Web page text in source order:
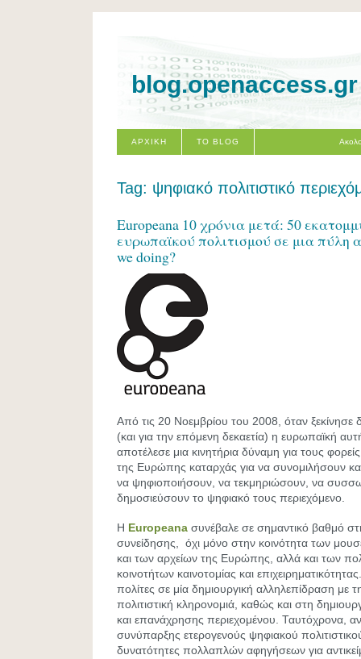
blog.openaccess.gr
ΑΡΧΙΚΗ ΤΟ BLOG
Tag: ψηφιακό πολιτιστικό
Europeana 10 χρόνια μετά: 50
ευρωπαϊκού πολιτισμού σε μια πύλη
we doing?
Από τις 20 Νοεμβρίου του 2008, όταν ξεκίνησε
(και για την επόμενη δεκαετία) η ευρωπαϊκή
αποτέλεσε μια κινητήρια δύναμη για τους
της Ευρώπης καταρχάς για να συνομιλήσουν
να ψηφιοποιήσουν, να τεκμηριώσουν, να
δημοσιεύσουν το ψηφιακό τους περιεχόμενο.
Η Europeana συνέβαλε σε σημαντικό βαθμό
συνείδησης, όχι μόνο στην κοινότητα των
και των αρχείων της Ευρώπης, αλλά και των
κοινοτήτων καινοτομίας και
πολίτες σε μία δημιουργική αλληλεπίδραση με
πολιτιστική κληρονομιά, καθώς και στη
και επανάχρησης περιεχομένου. Ταυτόχρονα,
συνύπαρξης ετερογενούς ψηφιακού
δυνατότητες πολλαπλών αφηγήσεων για